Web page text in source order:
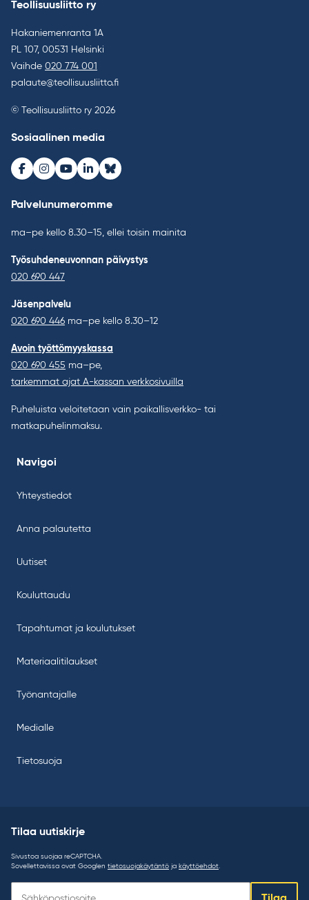
Teollisuusliitto ry
Hakaniemenranta 1A
PL 107, 00531 Helsinki
Vaihde 020 774 001
palaute@teollisuusliitto.fi
© Teollisuusliitto ry 2026
Sosiaalinen media
Facebook
Instagram
Youtube
LinkedInBluesky
Palvelunumeromme
ma–pe kello 8.30–15, ellei toisin mainita
Työsuhdeneuvonnan päivystys
020 690 447
Jäsenpalvelu
020 690 446 ma–pe kello 8.30–12
Avoin työttömyyskassa
020 690 455 ma–pe,
tarkemmat ajat A-kassan verkkosivuilla
Puheluista veloitetaan vain paikallisverkko- tai
matkapuhelinmaksu.
Navigoi
Yhteystiedot
Anna palautetta
Uutiset
Kouluttaudu
Tapahtumat ja koulutukset
Materiaalitilaukset
Työnantajalle
Medialle
Tietosuoja
Tilaa uutiskirje
Sivustoa suojaa reCAPTCHA.
Sovellettavissa ovat Googlen tietosuojakäytäntö ja käyttöehdot.
uutiskirje: